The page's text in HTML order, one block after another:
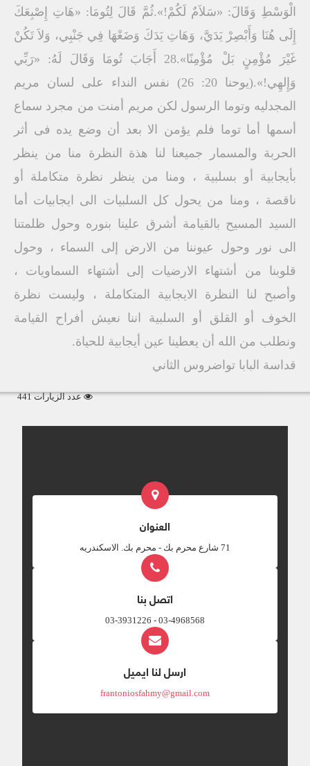
الْوَسْطِ وَقَالَ: «سَلاَمٌ لَكُمْ!».ثُمَّ قَالَ لِتُومَا: «هَاتِ إِصْبِعَكَ
إِلَى هُنَا وَأَبْصِرْ يَدَيَّ، وَهَاتِ يَدَكَ وَضَعْهَا فِي جَنْبِي، وَلاَ تَكُنْ
غَيْرَ مُؤْمِنٍ بَلْ مُؤْمِنًا».28 أَجَابَ تُومَا وَقَالَ لَهُ: «رَبِّي
وَإِلهِي!».(يوحنا 20: 26) نفس النداء على لسان مريم
المجدليه وتوما الرسول لكن مريم أمنت من مجرد سماع
أسمها أما توما فلم يؤمن الا بعد أن وضع يده فى أثر
الحربة والمسمار جميعنا لنا هذة النظرة منا من ينظر
بأيجابية أو بسلبية ، ومنا من ينظر نظرة متكاملة أو
ناقصة ، ومنا من يحول كل السلبيات الى ايجابيات أما
السيد المسيح بالقيامة أشرق علينا بنوره وحول ظلمتنا
الى نور وحول عيوننا من الارض إلى السماء ، وحول
قلوبنا من أشتهاء الارضيات إلى أشتهاء السماويات ،
وأصبح لنا النظرة الايجابية المتكاملة ، وليست نظرة
الخوف أو القلق أو السلبية اننا نعيش أفراح القيامة
ونطلب من الله أن يعطينا عين أيجابية للحياة.
قداسة البابا تواضروس الثاني
عدد الزيارات 441
العنوان
‎71 شارع محرم بك - محرم بك. الاسكندريه
اتصل بنا
03-4968568 - 03-3931226
ارسل لنا ايميل
frantoniosfahmy@gmail.com